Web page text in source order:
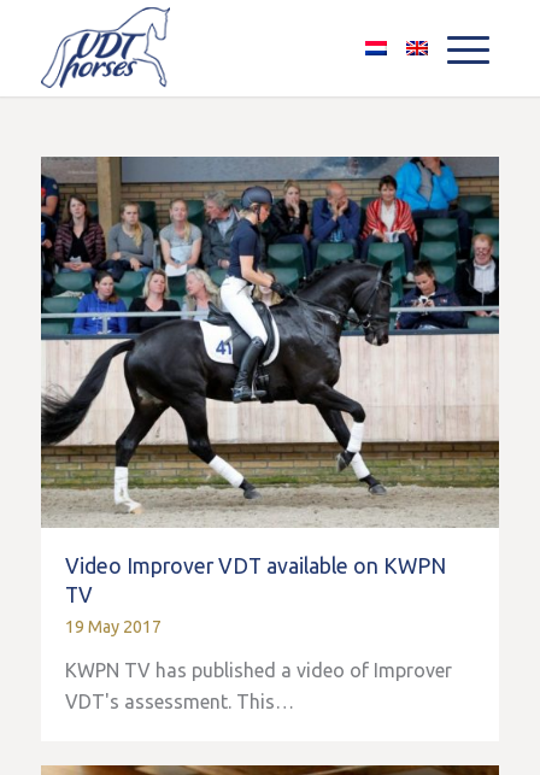
Video Improver VDT available on KWPN
TV
19 May 2017
KWPN TV has published a video of Improver
VDT's assessment. This…